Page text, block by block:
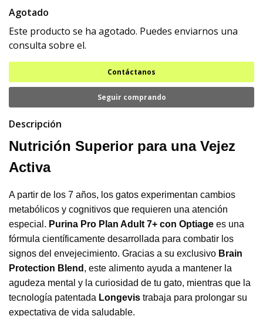
Agotado
Este producto se ha agotado. Puedes enviarnos una
consulta sobre el.
Contáctanos
Seguir comprando
Descripción
Nutrición Superior para una Vejez
Activa
A partir de los 7 años, los gatos experimentan cambios
metabólicos y cognitivos que requieren una atención
especial. Purina Pro Plan Adult 7+ con Optiage es una
fórmula científicamente desarrollada para combatir los
signos del envejecimiento. Gracias a su exclusivo Brain
Protection Blend , este alimento ayuda a mantener la
agudeza mental y la curiosidad de tu gato, mientras que la
tecnología patentada Longevis trabaja para prolongar su
expectativa de vida saludable.